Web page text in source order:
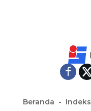
Beranda Indeks